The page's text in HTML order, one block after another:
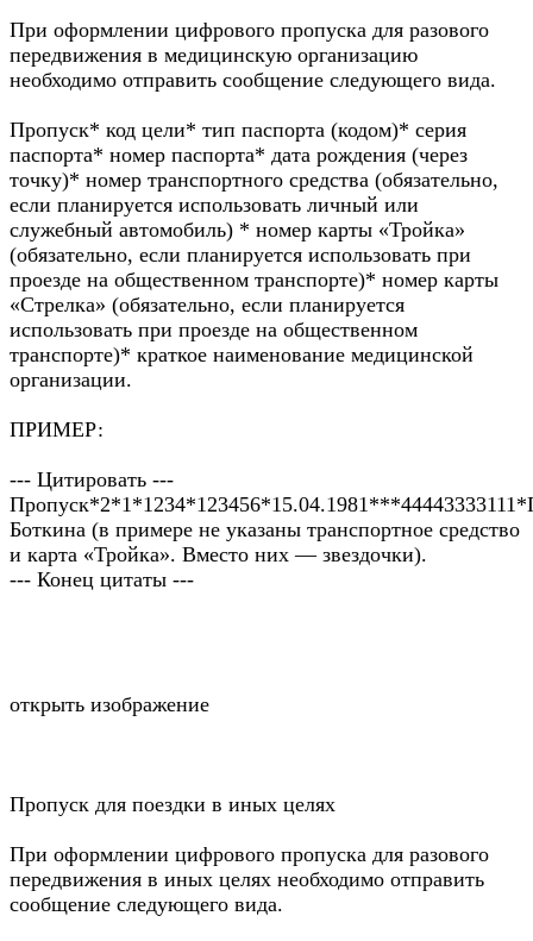
При оформлении цифрового пропуска для разового
передвижения в медицинскую организацию
необходимо отправить сообщение следующего вида.
Пропуск* код цели* тип паспорта (кодом)* серия
паспорта* номер паспорта* дата рождения (через
точку)* номер транспортного средства (обязательно,
если планируется использовать личный или
служебный автомобиль) * номер карты «Тройка»
(обязательно, если планируется использовать при
проезде на общественном транспорте)* номер карты
«Стрелка» (обязательно, если планируется
использовать при проезде на общественном
транспорте)* краткое наименование медицинской
организации.
ПРИМЕР:
--- Цитировать ---
Боткина (в примере не указаны транспортное средство
и карта «Тройка». Вместо них — звездочки).
--- Конец цитаты ---
открыть изображение
Пропуск для поездки в иных целях
При оформлении цифрового пропуска для разового
передвижения в иных целях необходимо отправить
сообщение следующего вида.